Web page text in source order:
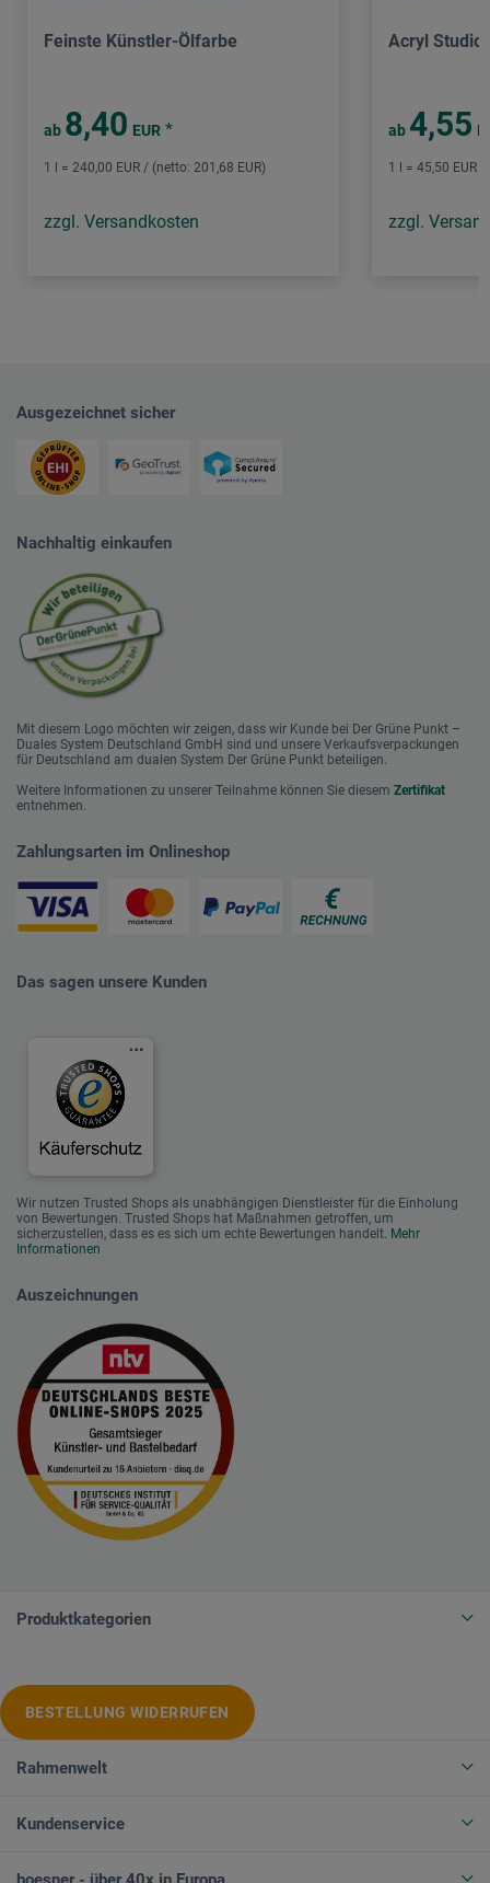
Feinste Künstler-Ölfarbe
ab 8,40 EUR *
1 l = 240,00 EUR / (netto: 201,68 EUR)
zzgl. Versandkosten
Acryl Studio
ab 4,55
1 l = 45,50 EUR
zzgl.
Ausgezeichnet sicher
Nachhaltig einkaufen
Mit diesem Logo möchten wir zeigen, dass wir Kunde bei Der Grüne Punkt –
Duales System Deutschland GmbH sind und unsere Verkaufsverpackungen
für Deutschland am dualen System Der Grüne Punkt beteiligen.
Weitere Informationen zu unserer Teilnahme können Sie diesem Zertifikat
entnehmen.
Zahlungsarten im Onlineshop
Das sagen unsere Kunden
Wir nutzen Trusted Shops als unabhängigen Dienstleister für die Einholung
von Bewertungen. Trusted Shops hat Maßnahmen getroffen, um
sicherzustellen, dass es es sich um echte Bewertungen handelt. Mehr
Informationen
Auszeichnungen
Produktkategorien
BESTELLUNG WIDERRUFEN
Rahmenwelt
Kundenservice